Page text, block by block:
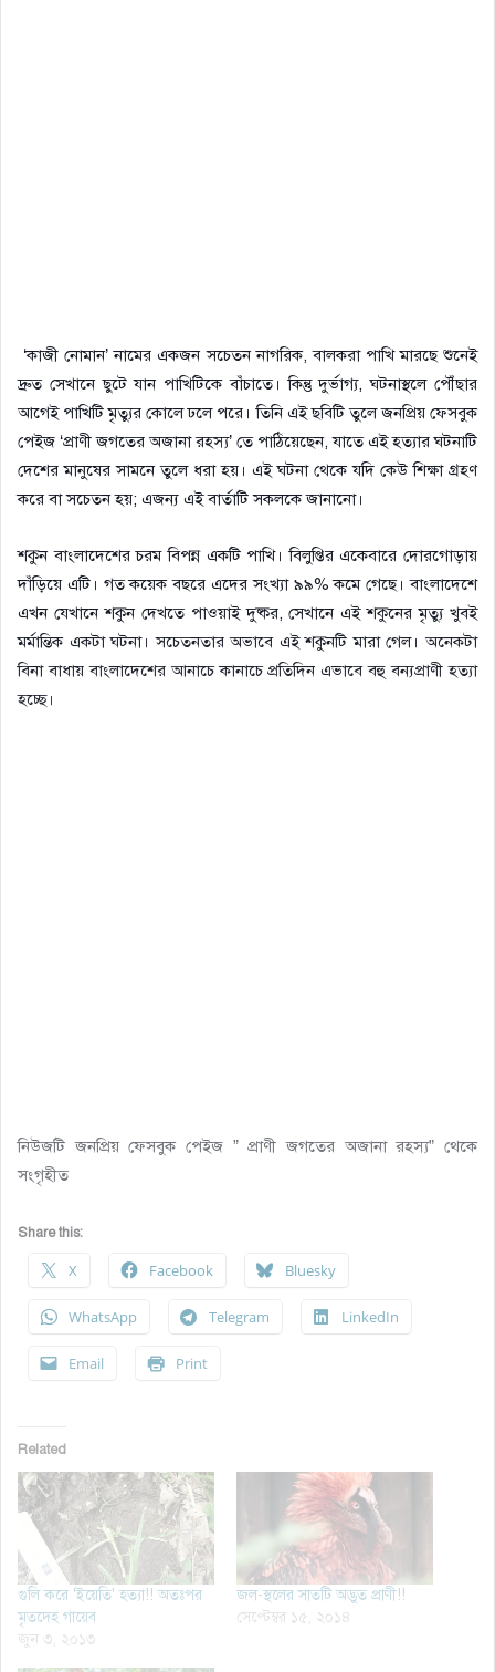
‘কাজী নোমান’ নামের একজন সচেতন নাগরিক, বালকরা পাখি মারছে শুনেই
দ্রুত সেখানে ছুটে যান পাখিটিকে বাঁচাতে। কিন্তু দুর্ভাগ্য, ঘটনাস্থলে পৌঁছার
আগেই পাখিটি মৃত্যুর কোলে ঢলে পরে। তিনি এই ছবিটি তুলে জনপ্রিয় ফেসবুক
পেইজ ‘প্রাণী জগতের অজানা রহস্য’ তে পাঠিয়েছেন, যাতে এই হত্যার ঘটনাটি
দেশের মানুষের সামনে তুলে ধরা হয়। এই ঘটনা থেকে যদি কেউ শিক্ষা গ্রহণ
করে বা সচেতন হয়; এজন্য এই বার্তাটি সকলকে জানানো।
শকুন বাংলাদেশের চরম বিপন্ন একটি পাখি। বিলুপ্তির একেবারে দোরগোড়ায়
দাঁড়িয়ে এটি। গত কয়েক বছরে এদের সংখ্যা ৯৯% কমে গেছে। বাংলাদেশে
এখন যেখানে শকুন দেখতে পাওয়াই দুষ্কর, সেখানে এই শকুনের মৃত্যু খুবই
মর্মান্তিক একটা ঘটনা। সচেতনতার অভাবে এই শকুনটি মারা গেল। অনেকটা
বিনা বাধায় বাংলাদেশের আনাচে কানাচে প্রতিদিন এভাবে বহু বন্যপ্রাণী হত্যা
হচ্ছে।
নিউজটি জনপ্রিয় ফেসবুক পেইজ ” প্রাণী জগতের অজানা রহস্য” থেকে
সংগৃহীত
Share this:
X Facebook Bluesky
WhatsApp Telegram LinkedIn
Email Print
Related
গুলি করে 'ইয়েতি' হত্যা!! অতঃপর
মৃতদেহ গায়েব
জুন ৩, ২০১৩
জল-স্থলের সাতটি অদ্ভুত প্রাণী!!
সেপ্টেম্বর ১৫, ২০১৪